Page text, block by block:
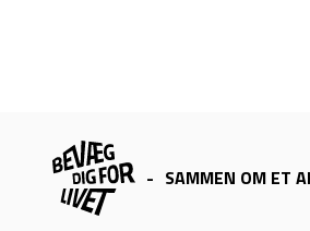
- SAMMEN OM ET